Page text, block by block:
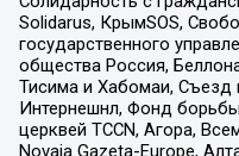
Solidarus, КрымSOS,
государственного
общества Россия,
Тисима и Хабомаи, Съезд
Интернешнл, Фонд
церквей TCCN, Агора,
Novaja Gazeta-Europe,